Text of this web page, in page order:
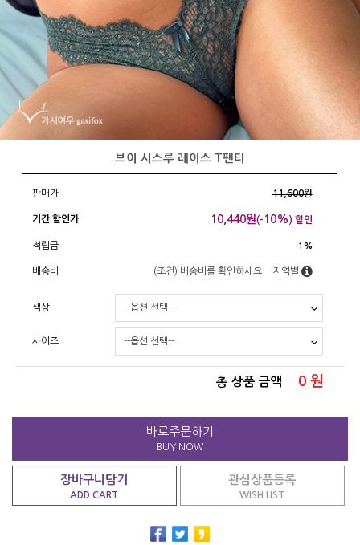
브이 시스루 레이스 T팬티
판매가 11,600원
기간 할인가 10,440원(- 10%) 할인
적립금 1%
배송비 (조건) 배송비를 확인하세요 지역별
색상
사이즈
총 상품 금액 0 원
바로주문하기
BUY NOW
장바구니담기
ADD CART
관심상품등록
WISH LIST